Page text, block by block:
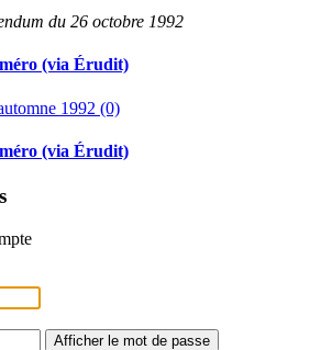
du 26 octobre 1992
(via Érudit)
1992 (0)
(via Érudit)
Afficher le mot de passe